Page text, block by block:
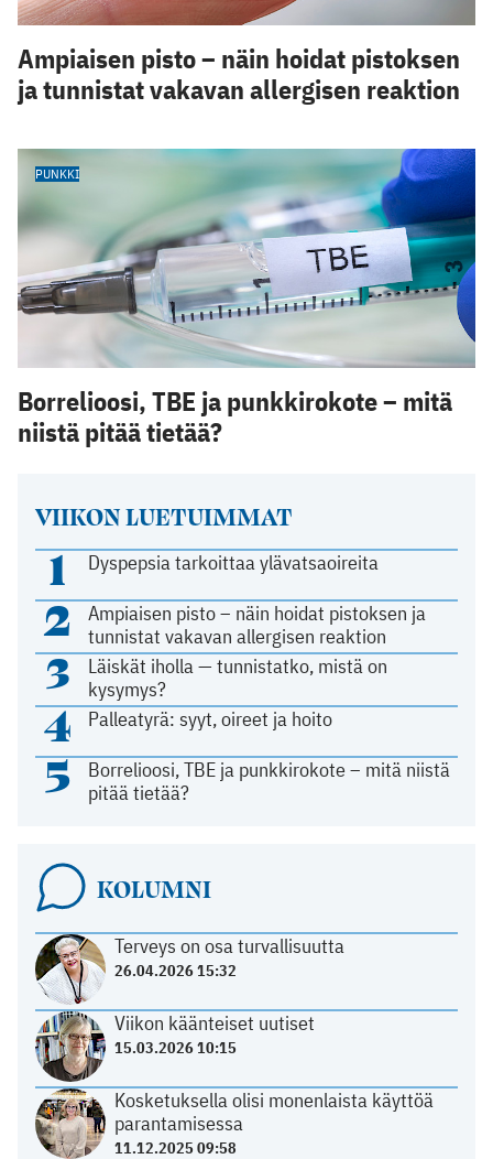
VIIKON LUETUIMMAT
1 Dyspepsia tarkoittaa ylävatsaoireita
2
Ampiaisen pisto – näin hoidat pistoksen ja
tunnistat vakavan allergisen reaktion
3
Läiskät iholla — tunnistatko, mistä on
kysymys?
4 Palleatyrä: syyt, oireet ja hoito
5
Borrelioosi, TBE ja punkkirokote – mitä niistä
pitää tietää?
KOLUMNI
Terveys on osa turvallisuutta
26.04.2026 15:32
Viikon käänteiset uutiset
15.03.2026 10:15
Kosketuksella olisi monenlaista käyttöä
parantamisessa
11.12.2025 09:58
Ampiaisen pisto – näin hoidat pistoksen
ja tunnistat vakavan allergisen reaktion
PUNKKI
Borrelioosi, TBE ja punkkirokote – mitä
niistä pitää tietää?